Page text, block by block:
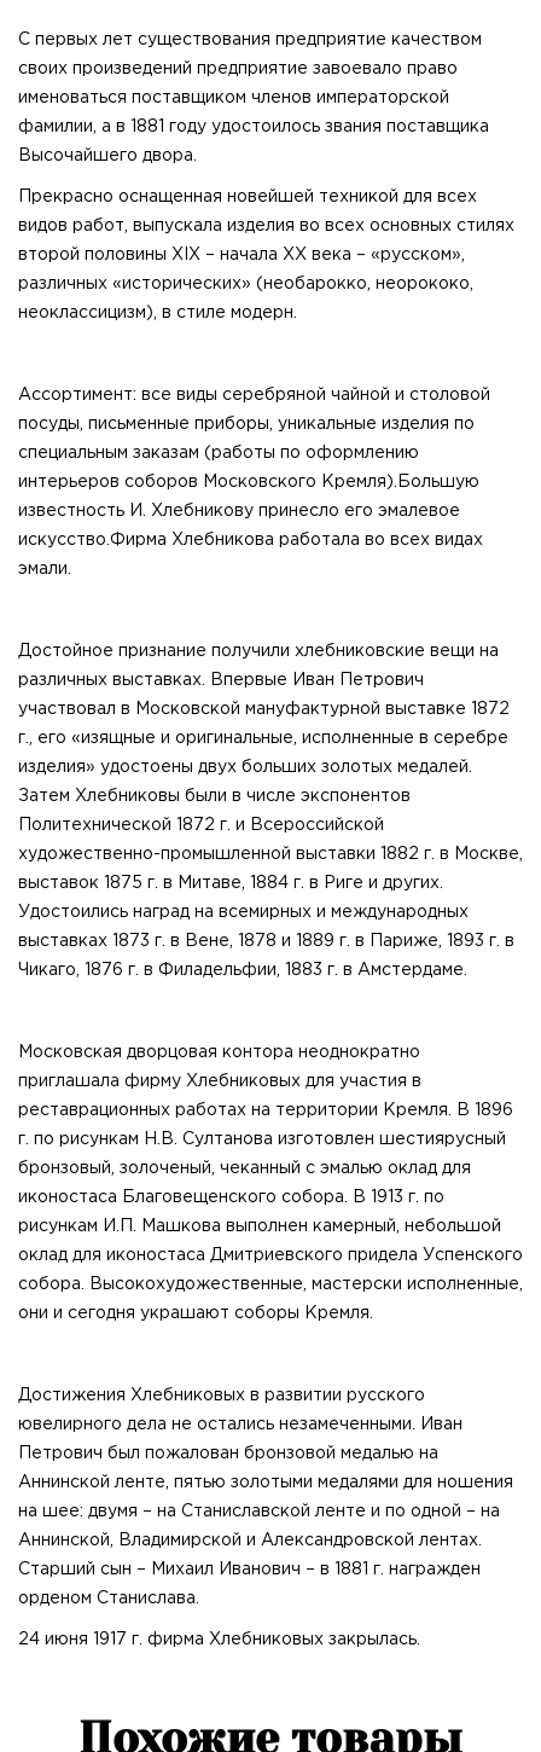
С первых лет существования предприятие качеством
своих произведений предприятие завоевало право
именоваться поставщиком членов императорской
фамилии, а в 1881 году удостоилось звания поставщика
Высочайшего двора.
Прекрасно оснащенная новейшей техникой для всех
видов работ, выпускала изделия во всех основных стилях
второй половины XIX – начала XX века – «русском»,
различных «исторических» (необарокко, неорококо,
неоклассицизм), в стиле модерн.
Ассортимент: все виды серебряной чайной и столовой
посуды, письменные приборы, уникальные изделия по
специальным заказам (работы по оформлению
интерьеров соборов Московского Кремля).Большую
известность И. Хлебникову принесло его эмалевое
искусство.Фирма Хлебникова работала во всех видах
эмали.
Достойное признание получили хлебниковские вещи на
различных выставках. Впервые Иван Петрович
участвовал в Московской мануфактурной выставке 1872
г., его «изящные и оригинальные, исполненные в серебре
изделия» удостоены двух больших золотых медалей.
Затем Хлебниковы были в числе экспонентов
Политехнической 1872 г. и Всероссийской
художественно-промышленной выставки 1882 г. в Москве,
выставок 1875 г. в Митаве, 1884 г. в Риге и других.
Удостоились наград на всемирных и международных
выставках 1873 г. в Вене, 1878 и 1889 г. в Париже, 1893 г. в
Чикаго, 1876 г. в Филадельфии, 1883 г. в Амстердаме.
Московская дворцовая контора неоднократно
приглашала фирму Хлебниковых для участия в
реставрационных работах на территории Кремля. В 1896
г. по рисункам Н.В. Султанова изготовлен шестиярусный
бронзовый, золоченый, чеканный с эмалью оклад для
иконостаса Благовещенского собора. В 1913 г. по
рисункам И.П. Машкова выполнен камерный, небольшой
оклад для иконостаса Дмитриевского придела Успенского
собора. Высокохудожественные, мастерски исполненные,
они и сегодня украшают соборы Кремля.
Достижения Хлебниковых в развитии русского
ювелирного дела не остались незамеченными. Иван
Петрович был пожалован бронзовой медалью на
Аннинской ленте, пятью золотыми медалями для ношения
на шее: двумя – на Станиславской ленте и по одной – на
Аннинской, Владимирской и Александровской лентах.
Старший сын – Михаил Иванович – в 1881 г. награжден
орденом Станислава.
24 июня 1917 г. фирма Хлебниковых закрылась.
Похожие товары